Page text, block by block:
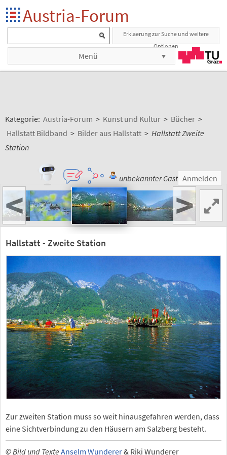
Austria-Forum
Erklaerung zur Suche und weitere
Optionen
Menü
Kategorie: Austria-Forum > Kunst und Kultur > Bücher >
Hallstatt Bildband > Bilder aus Hallstatt > Hallstatt Zweite
Station
unbekannter Gast Anmelden
< >
Hallstatt - Zweite Station
Zur zweiten Station muss so weit hinausgefahren werden, dass
eine Sichtverbindung zu den Häusern am Salzberg besteht.
© Bild und Texte Anselm Wunderer& Riki Wunderer